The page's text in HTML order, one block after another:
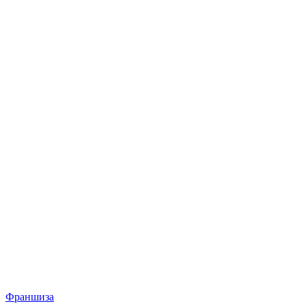
Франшиза